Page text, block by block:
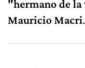
"hermano de
Mauricio Macri.